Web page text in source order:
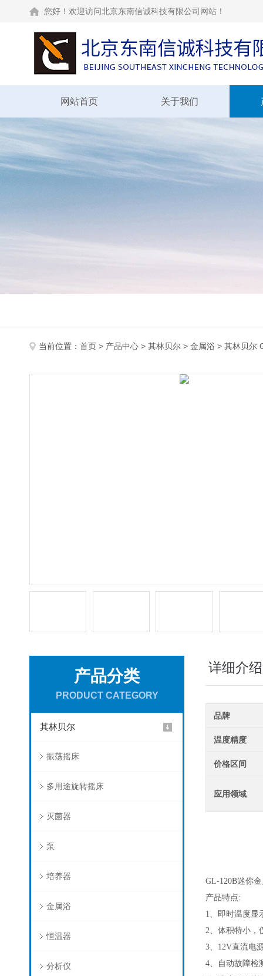
您好！欢迎访问北京东南信诚科技有限公司网站！
网站首页 关于我们
当前位置： 首页 > 产品中心 > 其林贝尔 > 金属浴 > 其林贝尔
产品分类
PRODUCT CATEGORY
其林贝尔
振荡摇床
多用途旋转摇床
灭菌器
泵
培养器
金属浴
恒温器
分析仪
详细介绍
品牌
温度精度
价格区间
应用领域
GL-120B迷你
产品特点:
1、即时温度显
2、体积特小，
3、 12V直流电
4、自动故障检